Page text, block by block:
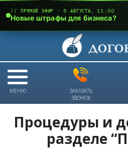
МЕНЮ
ЗАКАЗАТЬ
ЗВОНОК
Процедуры и
разделе
// ПРЯМОЙ ЭФИР · 6 АВГУСТА, 11:00
Новые штрафы для бизнеса?